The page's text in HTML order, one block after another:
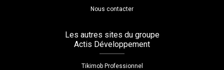
Nous contacter
Les autres sites du groupe
Actis Développement
Tikimob Professionnel